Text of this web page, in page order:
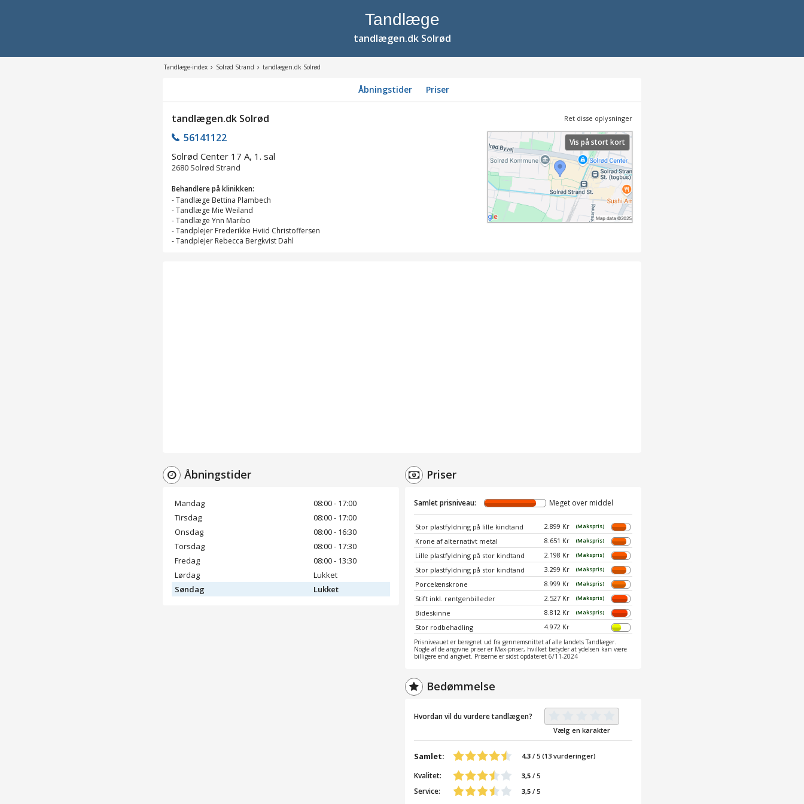
Tandlæge
tandlægen.dk Solrød
Tandlæge-index Solrød Strand tandlægen.dk Solrød
Åbningstider Priser
tandlægen.dk Solrød
56141122
Solrød Center 17 A, 1. sal
2680 Solrød Strand
Behandlere på klinikken:
-Tandlæge Bettina Plambech
-Tandlæge Mie Weiland
-Tandlæge Ynn Maribo
-Tandplejer Frederikke Hviid Christoffersen
-Tandplejer Rebecca Bergkvist Dahl
Ret disse oplysninger
Vis på stort kort
Åbningstider
Mandag
08:00 - 17:00
Tirsdag
08:00 - 17:00
Onsdag
08:00 - 16:30
Torsdag
08:00 - 17:30
Fredag
08:00 - 13:30
Lørdag
Lukket
Søndag
Lukket
Priser
Samlet prisniveau: Meget over middel
Stor plastfyldning på lille kindtand 2.899 Kr (Makspris)
Krone af alternativt metal 8.651 Kr (Makspris)
Lille plastfyldning på stor kindtand 2.198 Kr (Makspris)
Stor plastfyldning på stor kindtand 3.299 Kr (Makspris)
Porcelænskrone 8.999 Kr (Makspris)
Stift inkl. røntgenbilleder 2.527 Kr (Makspris)
Bideskinne 8.812 Kr (Makspris)
Stor rodbehadling 4.972 Kr
Prisniveauet er beregnet ud fra gennemsnittet af alle landets Tandlæger.
Nogle af de angivne priser er Max-priser, hvilket betyder at ydelsen kan være
billigere end angivet. Priserne er sidst opdateret 6/11-2024
Bedømmelse
Hvordan vil du vurdere tandlægen?
Vælg en karakter
Samlet: 4,3 / 5 (13 vurderinger)
Kvalitet: 3,5 / 5
Service: 3,5 / 5